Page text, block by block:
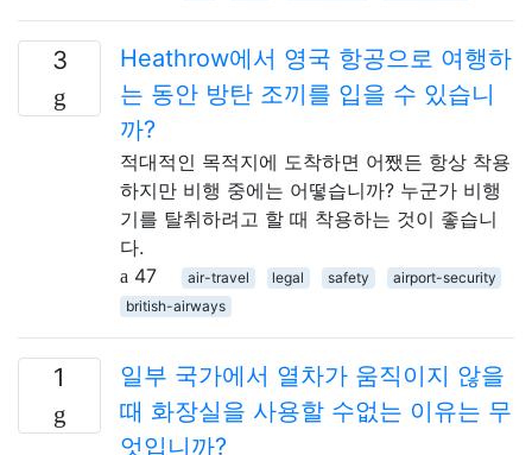
3
Heathrow에서 영국 항공으로 여행하
는 동안 방탄 조끼를 입을 수 있습니
까?
적대적인 목적지에 도착하면 어쨌든 항상 착용
하지만 비행 중에는 어떻습니까? 누군가 비행
기를 탈취하려고 할 때 착용하는 것이 좋습니
다.
47
air-travel legal safety
airport-security
british-airways
1
일부 국가에서 열차가 움직이지 않을
때 화장실을 사용할 수없는 이유는 무
엇입니까?